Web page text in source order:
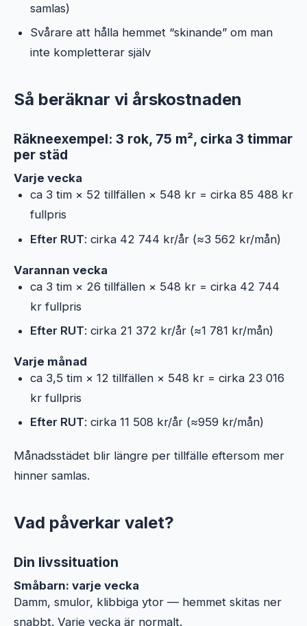
samlas)
Svårare att hålla hemmet “skinande” om man
inte kompletterar själv
Så beräknar vi årskostnaden
Räkneexempel: 3 rok, 75 m², cirka 3 timmar
per städ
Varje vecka
ca 3 tim × 52 tillfällen × 548 kr = cirka 85 488 kr
fullpris
Efter RUT: cirka 42 744 kr/år (≈3 562 kr/mån)
Varannan vecka
ca 3 tim × 26 tillfällen × 548 kr = cirka 42 744
kr fullpris
Efter RUT: cirka 21 372 kr/år (≈1 781 kr/mån)
Varje månad
ca 3,5 tim × 12 tillfällen × 548 kr = cirka 23 016
kr fullpris
Efter RUT: cirka 11 508 kr/år (≈959 kr/mån)
Månadsstädet blir längre per tillfälle eftersom mer
hinner samlas.
Vad påverkar valet?
Din livssituation
Småbarn: varje vecka
Damm, smulor, klibbiga ytor — hemmet skitas ner
snabbt. Varje vecka är normalt.